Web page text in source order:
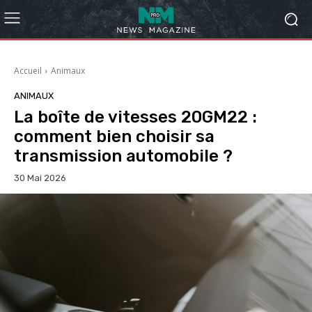
Accueil Animaux
ANIMAUX
La boîte de vitesses 20GM22 :
comment bien choisir sa
transmission automobile ?
30 Mai 2026